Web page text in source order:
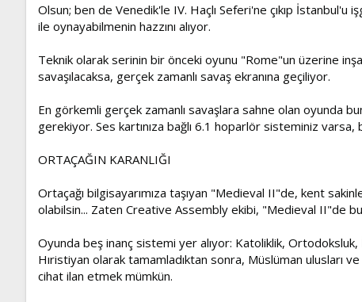
Olsun; ben de Venedik'le IV. Haçlı Seferi'ne çıkıp
ile oynayabilmenin hazzını alıyor.
Teknik olarak serinin bir önceki oyunu "Rome"un üzerine
savaşılacaksa, gerçek zamanlı savaş ekranına geçiliyor.
En görkemli gerçek zamanlı savaşlara sahne olan oyunda
gerekiyor. Ses kartınıza bağlı 6.1 hoparlör sisteminiz varsa,
ORTAÇAĞIN KARANLIĞI
Ortaçağı bilgisayarımıza taşıyan "Medieval II"de, kent
olabilsin... Zaten Creative Assembly ekibi, "Medieval II"de
Oyunda beş inanç sistemi yer alıyor: Katoliklik,
Hıristiyan olarak tamamladıktan sonra, Müslüman ulusları
cihat ilan etmek mümkün.